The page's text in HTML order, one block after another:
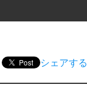
Post シェアする